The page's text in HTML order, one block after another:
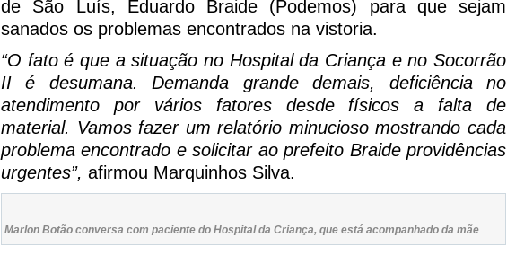
de São Luís, Eduardo Braide (Podemos) para que sejam
sanados os problemas encontrados na vistoria.
“O fato é que a situação no Hospital da Criança e no Socorrão
II é desumana. Demanda grande demais, deficiência no
atendimento por vários fatores desde físicos a falta de
material. Vamos fazer um relatório minucioso mostrando cada
problema encontrado e solicitar ao prefeito Braide providências
urgentes”, afirmou Marquinhos Silva.
Marlon Botão conversa com paciente do Hospital da Criança, que está acompanhado da mãe